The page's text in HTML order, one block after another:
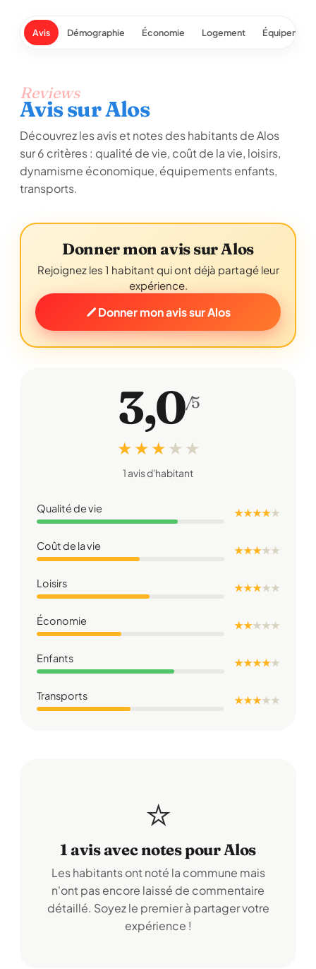
Avis Démographie Économie Logement
Reviews
Avis sur Alos
Découvrez les avis et notes des habitants de Alos
sur 6 critères : qualité de vie, coût de la vie, loisirs,
dynamisme économique, équipements enfants,
transports.
Donner mon avis sur Alos
Rejoignez les 1 habitant qui ont déjà partagé leur
expérience.
Donner mon avis sur Alos
3,0/5
★ ★ ★ ★ ★
1 avis d'habitant
Qualité de vie ★ ★ ★ ★★
Coût de la vie ★ ★ ★★★
Loisirs ★ ★ ★★★
Économie ★ ★★★★
Enfants ★ ★ ★ ★★
Transports ★ ★ ★★★
⭐
1 avis avec notes pour Alos
Les habitants ont noté la commune mais
n'ont pas encore laissé de commentaire
détaillé. Soyez le premier à partager votre
expérience !